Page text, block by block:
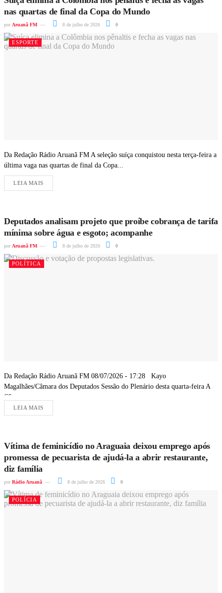
nas quartas de final da Copa do Mundo
por Aruanã FM 8 de julho de 2026 0
ESPORTE
Da Redação Rádio Aruanã FM A seleção suíça conquistou nesta terça-feira a
última vaga nas quartas de final da Copa...
LEIA MAIS
Deputados analisam projeto que proíbe cobrança de tarifa
mínima sobre água e esgoto; acompanhe
por Aruanã FM 8 de julho de 2026 0
POLÍTICA
Da Redação Rádio Aruanã FM 08/07/2026 - 17:28 Kayo
Magalhães/Câmara dos Deputados Sessão do Plenário desta quarta-feira A
Câmara...
LEIA MAIS
Vítima de feminicídio no Araguaia deixou emprego após
promessa de pecuarista de ajudá-la a abrir restaurante,
diz família
por Rádio Aruanã 8 de julho de 2026 0
POLÍCIA